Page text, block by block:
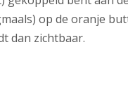
op de oranje
dan zichtbaar.